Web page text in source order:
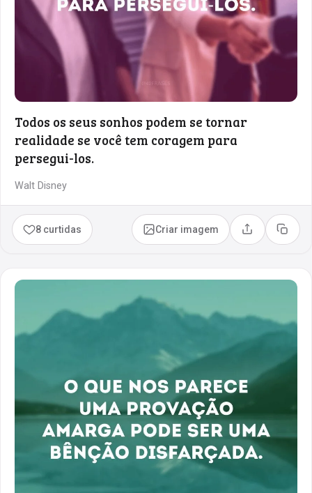
Todos os seus sonhos podem se tornar
realidade se você tem coragem para
persegui-los.
Walt Disney
8 curtidas Criar imagem Compartilhar
Copiar